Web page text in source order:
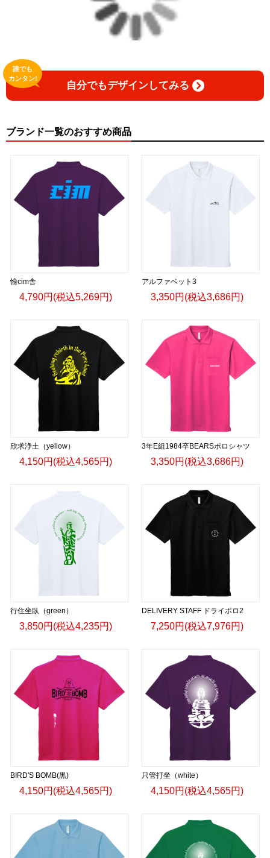
自分でもデザインしてみる
誰でも
カンタン!
ブランド一覧のおすすめ商品
愉cim舎
4,790円(税込5,269円)
アルファベット3
3,350円(税込3,686円)
欣求浄土（yellow）
4,150円(税込4,565円)
3年E組1984卒BEARSポロシャツ
3,350円(税込3,686円)
行住坐臥（green）
3,850円(税込4,235円)
DELIVERY STAFF ドライポロ2
7,250円(税込7,976円)
BIRD'S BOMB(黒)
4,150円(税込4,565円)
只管打坐（white）
4,150円(税込4,565円)